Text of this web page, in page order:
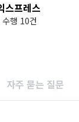
스프레스
수행 10건
자주 묻는 질문